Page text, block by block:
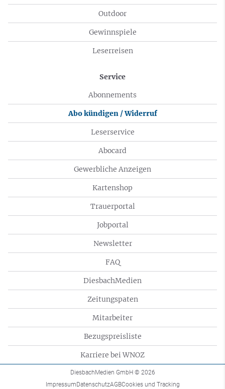
Outdoor
Gewinnspiele
Leserreisen
Service
Abonnements
Abo kündigen / Widerruf
Leserservice
Abocard
Gewerbliche Anzeigen
Kartenshop
Trauerportal
Jobportal
Newsletter
FAQ
DiesbachMedien
Zeitungspaten
Mitarbeiter
Bezugspreisliste
Karriere bei WNOZ
DiesbachMedien GmbH © 2026
ImpressumDatenschutzAGBCookies und Tracking